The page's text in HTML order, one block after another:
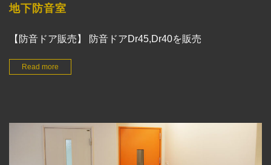
地下防音室
【防音ドア販売】 防音ドアDr45,Dr40を販売
Read more